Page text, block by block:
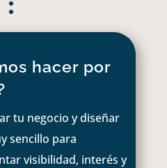
hacer por
tu negocio y diseñar
sencillo para
visibilidad, interés y